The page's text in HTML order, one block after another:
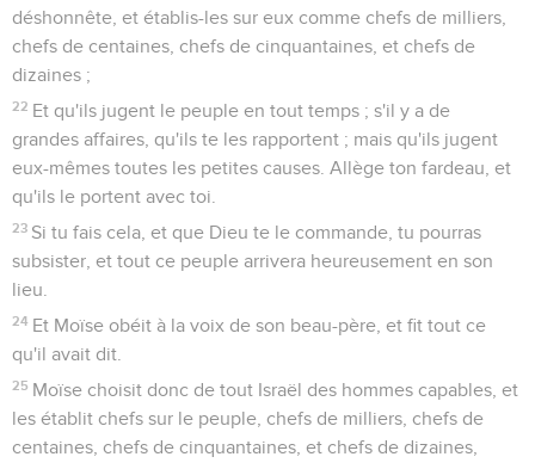
déshonnête, et établis-les sur eux comme chefs de milliers,
chefs de centaines, chefs de cinquantaines, et chefs de
dizaines ;
22 Et qu'ils jugent le peuple en tout temps ; s'il y a de
grandes affaires, qu'ils te les rapportent ; mais qu'ils jugent
eux-mêmes toutes les petites causes. Allège ton fardeau, et
qu'ils le portent avec toi.
23 Si tu fais cela, et que Dieu te le commande, tu pourras
subsister, et tout ce peuple arrivera heureusement en son
lieu.
24 Et Moïse obéit à la voix de son beau-père, et fit tout ce
qu'il avait dit.
25 Moïse choisit donc de tout Israël des hommes capables, et
les établit chefs sur le peuple, chefs de milliers, chefs de
centaines, chefs de cinquantaines, et chefs de dizaines,